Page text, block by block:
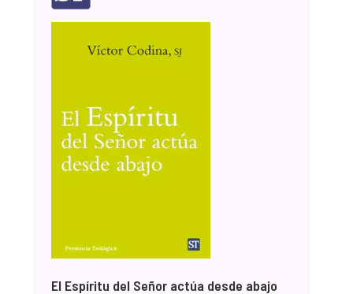
El Espíritu del Señor actúa desde abajo